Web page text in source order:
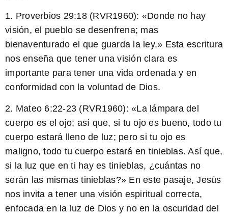
1. Proverbios 29:18 (RVR1960): «Donde no hay
visión, el pueblo se desenfrena; mas
bienaventurado el que guarda la ley.» Esta escritura
nos enseña que tener una visión clara es
importante para tener una vida ordenada y en
conformidad con la voluntad de Dios.
2. Mateo 6:22-23 (RVR1960): «La lámpara del
cuerpo es el ojo; así que, si tu ojo es bueno, todo tu
cuerpo estará lleno de luz; pero si tu ojo es
maligno, todo tu cuerpo estará en tinieblas. Así que,
si la luz que en ti hay es tinieblas, ¿cuántas no
serán las mismas tinieblas?» En este pasaje, Jesús
nos invita a tener una visión espiritual correcta,
enfocada en la luz de Dios y no en la oscuridad del